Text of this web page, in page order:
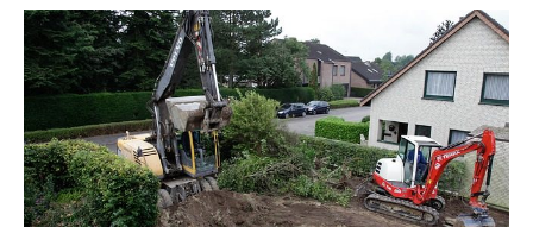
TERRASSE
DOSSIER
JARDIN
CONSEILS ET
ASTUCES
GUIDES